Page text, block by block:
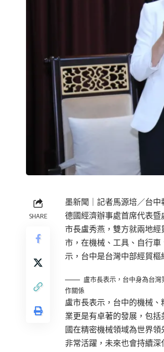
SHARE
墨新聞 ｜記者馬源培／台中
德國經濟辦事處首席代表暨
市長盧秀燕，雙方就兩地
市，在機械、工具、自行
示，台中是台灣中部經貿
盧市長表示，台中身為台
作關係
盧市長表示，台中的機械
業更是有卓著的發展，包
國在精密機械領域為世界
非常活躍，未來也會持續深